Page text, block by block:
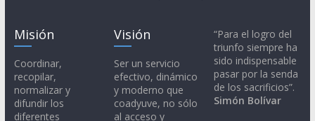
Misión
Coordinar,
recopilar,
normalizar y
difundir los
diferentes
Visión
Ser un servicio
efectivo, dinámico
y moderno que
coadyuve, no sólo
al acceso y
“Para el logro del
triunfo siempre ha
sido indispensable
pasar por la senda
de los sacrificios”.
Simón Bolívar